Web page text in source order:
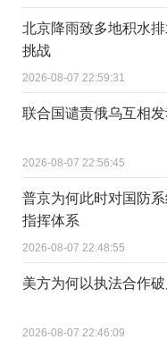
北京降雨致多地积水
挑战
2026-08-07 22:59:31
联合国谴责俄乌互相
2026-08-07 22:56:45
普京为何此时对国防
指挥体系
2026-08-07 22:48:55
美方为何以执法合作
2026-08-07 22:46:09